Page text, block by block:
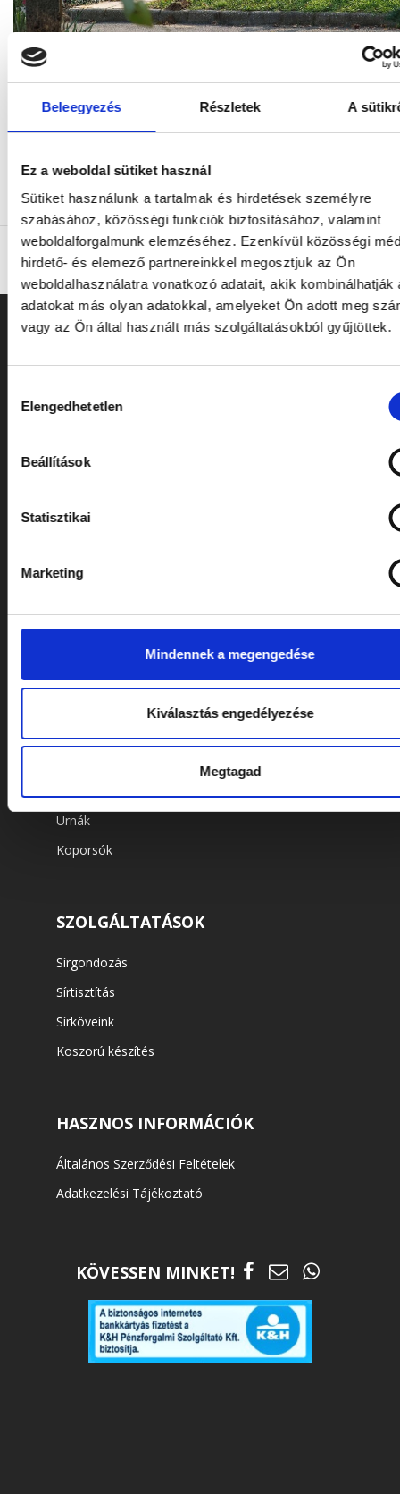
Beleegyezés Részletek A
Ez a weboldal sütiket használ
Sütiket használunk a tartalmak és hirdetések személyre
szabásához, közösségi funkciók biztosításához, valamint
weboldalforgalmunk elemzéséhez. Ezenkívül közösségi
hirdető- és elemező partnereinkkel megosztjuk az Ön
weboldalhasználatra vonatkozó adatait, akik kombinálhatják
adatokat más olyan adatokkal, amelyeket Ön adott meg
vagy az Ön által használt más szolgáltatásokból gyűjtöttek.
kiválasztása
Elengedhetetlen
Beállítások
Statisztikai
Marketing
Mindennek a megengedése
Kiválasztás engedélyezése
Megtagad
Telefonszám:+36 72 805 440
temeto@biokom.hu
Urnák
Koporsók
SZOLGÁLTATÁSOK
Sírgondozás
Sírtisztítás
Sírköveink
Koszorú készítés
HASZNOS INFORMÁCIÓK
Általános Szerződési Feltételek
Adatkezelési Tájékoztató
KÖVESSEN MINKET!